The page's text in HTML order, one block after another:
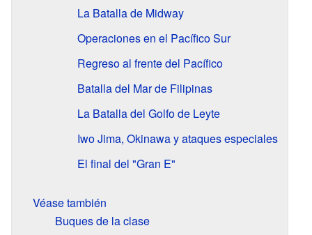
La Batalla de Midway
Operaciones en el Pacífico Sur
Regreso al frente del Pacífico
Batalla del Mar de Filipinas
La Batalla del Golfo de Leyte
Iwo Jima, Okinawa y ataques especiales
El final del "Gran E"
Véase también
Buques de la clase